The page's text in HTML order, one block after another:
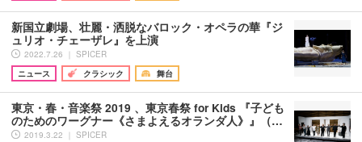
新国立劇場、壮麗・洒脱なバロック・オペラの華『ジ
ュリオ・チェーザレ』を上演
2022.7.26 ｜ SPICER
ニュース
クラシック 舞台
東京・春・音楽祭 2019 、東京春祭 for Kids 『子ども
のためのワーグナー《さまよえるオランダ人》』（…
2019.3.22 ｜ SPICER